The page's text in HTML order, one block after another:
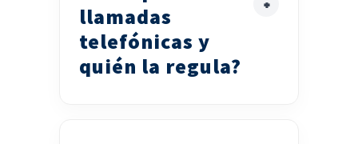
llamadas
telefónicas y
quién la regula?